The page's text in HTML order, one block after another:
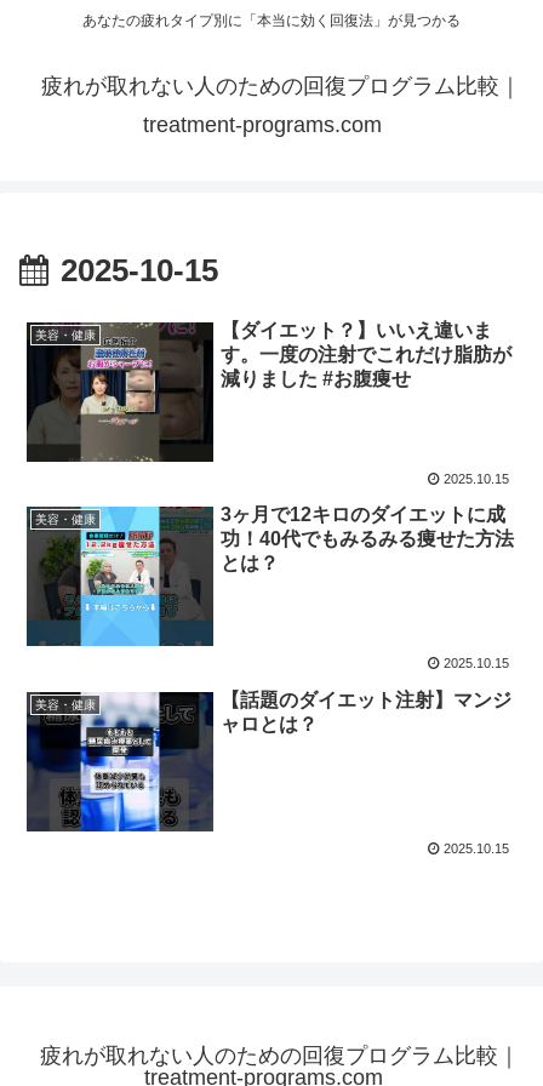
あなたの疲れタイプ別に「本当に効く回復法」が見つかる
疲れが取れない人のための回復プログラム比較｜
treatment-programs.com
2025-10-15
美容・健康
【ダイエット？】いいえ違いま
す。一度の注射でこれだけ脂肪が
減りました #お腹痩せ
2025.10.15
美容・健康
3ヶ月で12キロのダイエットに成
功！40代でもみるみる痩せた方法
とは？
2025.10.15
美容・健康
【話題のダイエット注射】マンジ
ャロとは？
2025.10.15
疲れが取れない人のための回復プログラム比較｜
treatment-programs.com